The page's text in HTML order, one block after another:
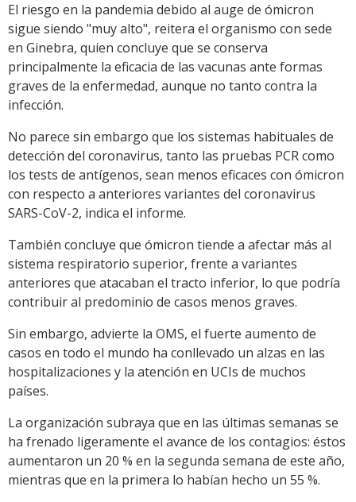
El riesgo en la pandemia debido al auge de ómicron
sigue siendo "muy alto", reitera el organismo con sede
en Ginebra, quien concluye que se conserva
principalmente la eficacia de las vacunas ante formas
graves de la enfermedad, aunque no tanto contra la
infección.
No parece sin embargo que los sistemas habituales de
detección del coronavirus, tanto las pruebas PCR como
los tests de antígenos, sean menos eficaces con ómicron
con respecto a anteriores variantes del coronavirus
SARS-CoV-2, indica el informe.
También concluye que ómicron tiende a afectar más al
sistema respiratorio superior, frente a variantes
anteriores que atacaban el tracto inferior, lo que podría
contribuir al predominio de casos menos graves.
Sin embargo, advierte la OMS, el fuerte aumento de
casos en todo el mundo ha conllevado un alzas en las
hospitalizaciones y la atención en UCIs de muchos
países.
La organización subraya que en las últimas semanas se
ha frenado ligeramente el avance de los contagios: éstos
aumentaron un 20 % en la segunda semana de este año,
mientras que en la primera lo habían hecho un 55 %.